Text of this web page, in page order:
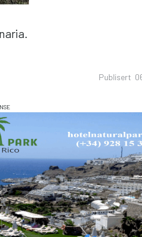
Publisert